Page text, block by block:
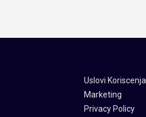
Uslovi Koriscenja
Marketing
Privacy Policy